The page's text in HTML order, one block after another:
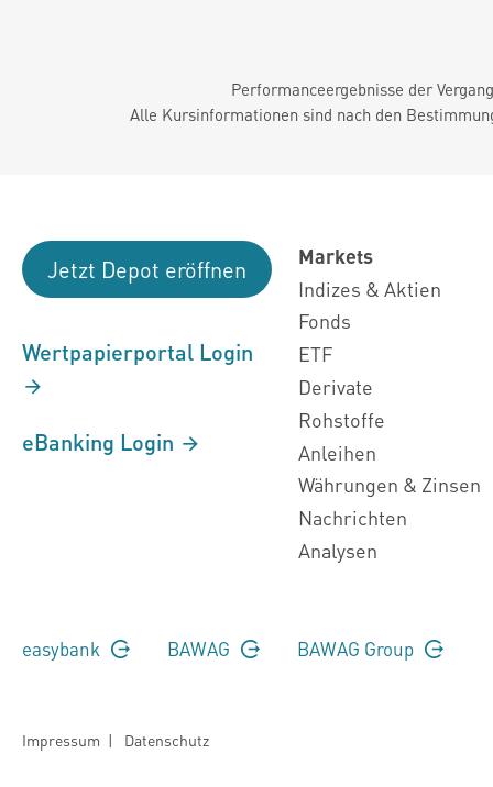
Performanceergebnisse der
Alle Kursinformationen sind nach den
Jetzt Depot eröffnen
Wertpapierportal Login
eBanking Login
Markets
Indizes & Aktien
Fonds
ETF
Derivate
Rohstoffe
Anleihen
Währungen & Zinsen
Nachrichten
Analysen
easybank BAWAG BAWAG Group
Impressum | Datenschutz